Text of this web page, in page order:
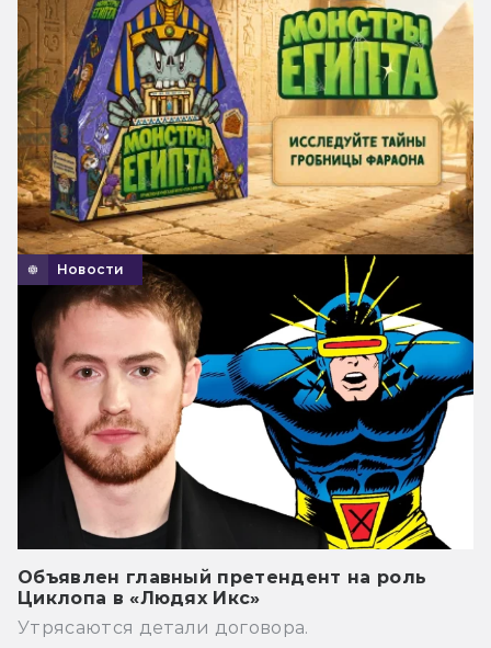
Новости
Объявлен главный претендент на роль
Циклопа в «Людях Икс»
Утрясаются детали договора.